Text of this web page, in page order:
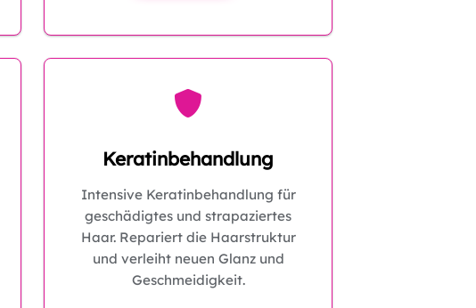
Keratinbehandlung
Intensive Keratinbehandlung für
geschädigtes und strapaziertes
Haar. Repariert die Haarstruktur
und verleiht neuen Glanz und
Geschmeidigkeit.